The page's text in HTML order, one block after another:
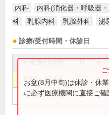
内科 内科(消化器・呼吸器
科
乳腺内科 乳腺外科 泌
診療/受付時間・休診日
9:00～12:50 ● ●
14:50～17:50 ● ●
お盆(8月中旬)は休診・休
に必ず医療機関に直接ご確